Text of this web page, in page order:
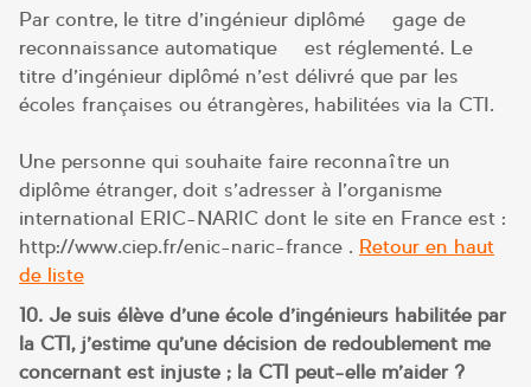
Par contre, le titre d’ingénieur diplômé – gage de
reconnaissance automatique – est réglementé. Le
titre d’ingénieur diplômé n’est délivré que par les
écoles françaises ou étrangères, habilitées via la CTI.
Une personne qui souhaite faire reconnaître un
diplôme étranger, doit s’adresser à l’organisme
international ERIC-NARIC dont le site en France est :
http://www.ciep.fr/enic-naric-france . Retour en haut
de liste
10. Je suis élève d’une école d’ingénieurs habilitée par
la CTI, j’estime qu’une décision de redoublement me
concernant est injuste ; la CTI peut-elle m’aider ?